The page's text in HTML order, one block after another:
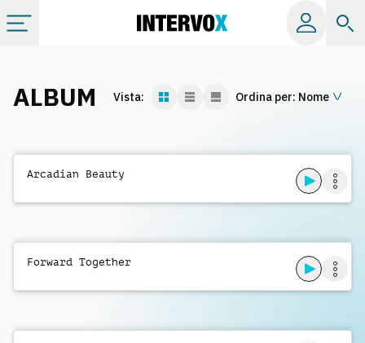
Label
Licenze
ALBUM Vista: Ordina per: Nome
Arcadian Beauty
Forward Together